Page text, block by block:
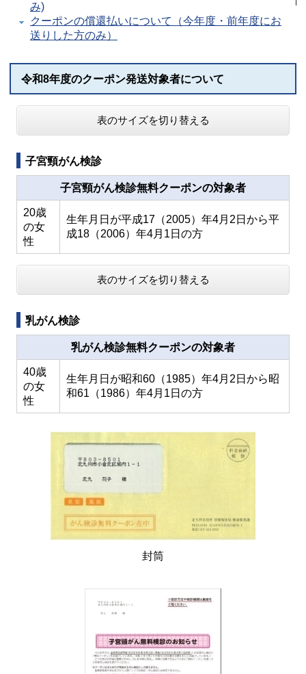
み)
クーポンの償還払いについて（今年度・前年度にお
送りした方のみ）
令和8年度のクーポン発送対象者について
表のサイズを切り替える
子宮頸がん検診
子宮頸がん検診無料クーポンの対象者
20歳
の女
性
生年月日が平成17（2005）年4月2日から平
成18（2006）年4月1日の方
表のサイズを切り替える
乳がん検診
乳がん検診無料クーポンの対象者
40歳
の女
性
生年月日が昭和60（1985）年4月2日から昭
和61（1986）年4月1日の方
封筒